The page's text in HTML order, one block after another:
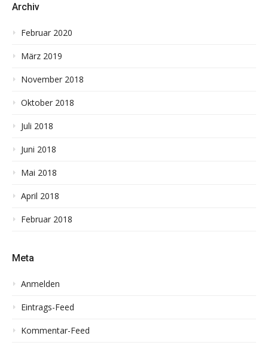
Archiv
Februar 2020
März 2019
November 2018
Oktober 2018
Juli 2018
Juni 2018
Mai 2018
April 2018
Februar 2018
Meta
Anmelden
Eintrags-Feed
Kommentar-Feed